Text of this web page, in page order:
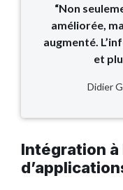
“Non
améliorée,
augmenté.
et
Didier
Intégration à